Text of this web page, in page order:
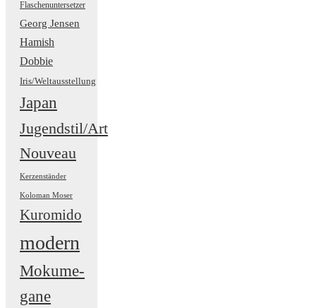
Flaschenuntersetzer
Georg Jensen
Hamish
Dobbie
Iris/Weltausstellung
Japan
Jugendstil/Art
Nouveau
Kerzenständer
Koloman Moser
Kuromido
modern
Mokume-
gane